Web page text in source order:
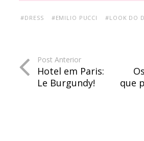
#DRESS #EMILIO PUCCI #LOOK DO
Post Anterior
Hotel em Paris:
Le Burgundy!
que